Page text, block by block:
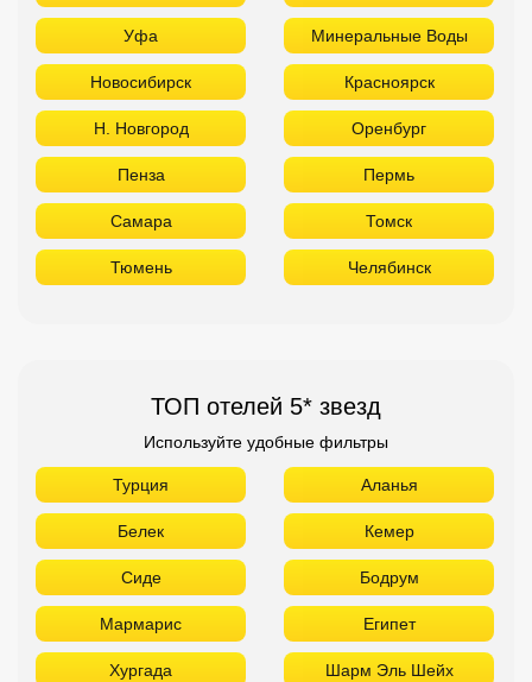
Уфа Минеральные Воды
Новосибирск Красноярск
Н. Новгород Оренбург
Пенза Пермь
Самара Томск
Тюмень Челябинск
ТОП отелей 5* звезд
Используйте удобные фильтры
Турция Аланья
Белек Кемер
Сиде Бодрум
Мармарис Египет
Хургада Шарм Эль Шейх